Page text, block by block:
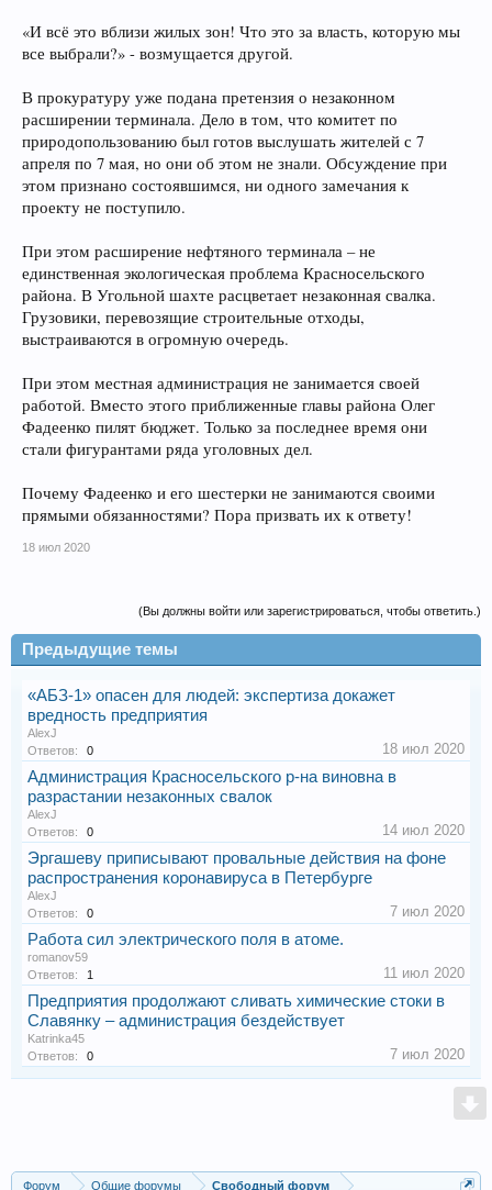
«И всё это вблизи жилых зон! Что это за власть, которую мы
все выбрали?» - возмущается другой.
В прокуратуру уже подана претензия о незаконном
расширении терминала. Дело в том, что комитет по
природопользованию был готов выслушать жителей с 7
апреля по 7 мая, но они об этом не знали. Обсуждение при
этом признано состоявшимся, ни одного замечания к
проекту не поступило.
При этом расширение нефтяного терминала – не
единственная экологическая проблема Красносельского
района. В Угольной шахте расцветает незаконная свалка.
Грузовики, перевозящие строительные отходы,
выстраиваются в огромную очередь.
При этом местная администрация не занимается своей
работой. Вместо этого приближенные главы района Олег
Фадеенко пилят бюджет. Только за последнее время они
стали фигурантами ряда уголовных дел.
Почему Фадеенко и его шестерки не занимаются своими
прямыми обязанностями? Пора призвать их к ответу!
18 июл 2020
(Вы должны войти или зарегистрироваться, чтобы ответить.)
Предыдущие темы
«АБЗ-1» опасен для людей: экспертиза докажет
вредность предприятия
AlexJ
Ответов:
0 18 июл 2020
Администрация Красносельского р-на виновна в
разрастании незаконных свалок
AlexJ
Ответов:
0 14 июл 2020
Эргашеву приписывают провальные действия на фоне
распространения коронавируса в Петербурге
AlexJ
Ответов:
0 7 июл 2020
Работа сил электрического поля в атоме.
romanov59
Ответов:
1 11 июл 2020
Предприятия продолжают сливать химические стоки в
Славянку – администрация бездействует
Katrinka45
Ответов:
0 7 июл 2020
Форум Общие форумы Свободный форум